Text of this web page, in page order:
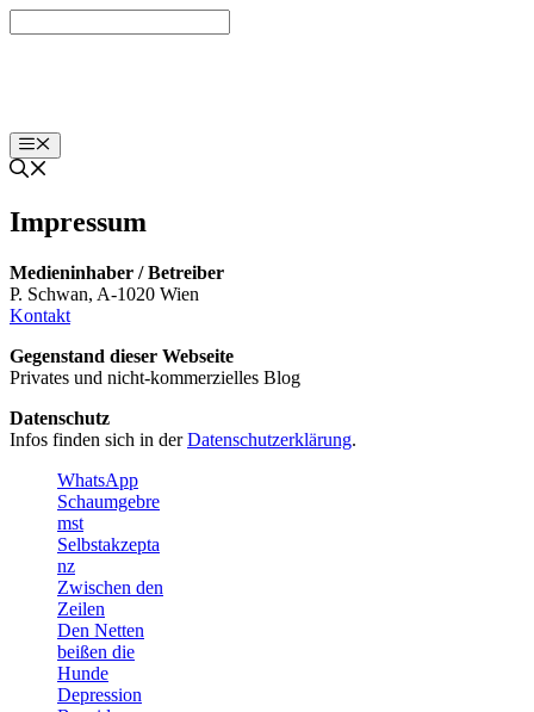
Inhalt
Menü
Impressum
Medieninhaber / Betreiber
P. Schwan, A-1020 Wien
Kontakt
Gegenstand dieser Webseite
Privates und nicht-kommerzielles Blog
Datenschutz
Infos finden sich in derDatenschutzerklärung.
WhatsApp
Schaumgebre
mst
Selbstakzepta
nz
Zwischen den
Zeilen
Den Netten
beißen die
Hunde
Depression